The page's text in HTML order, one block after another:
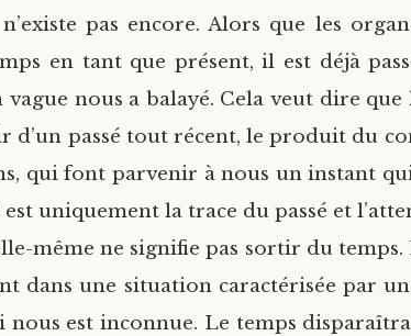
pas encore. Alors que les
en tant que présent, il est déjà
vague nous a balayé. Cela veut dire
d’un passé tout récent, le produit du
qui font parvenir à nous un instant
uniquement la trace du passé et
même ne signifie pas sortir du temps.
dans une situation caractérisée par
nous est inconnue. Le temps